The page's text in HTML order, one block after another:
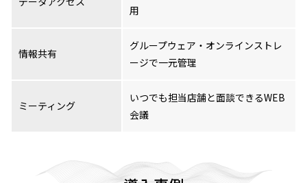
用
情報共有
グループウェア・オンラインストレ
ージで一元管理
ミーティング
いつでも担当店舗と面談できるWEB
会議